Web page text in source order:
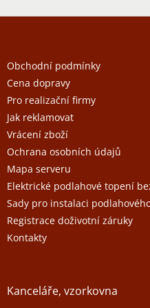
Z
aObchodní podmínky
Cena dopravy
Pro realizační firmy
Jak reklamovat
Vrácení zboží
Ochrana osobních údajů
Mapa serveru
Elektrické podlahové topení
Sady pro instalaci
Registrace doživotní záruky
Kontakty
Kanceláře, vzorkovna